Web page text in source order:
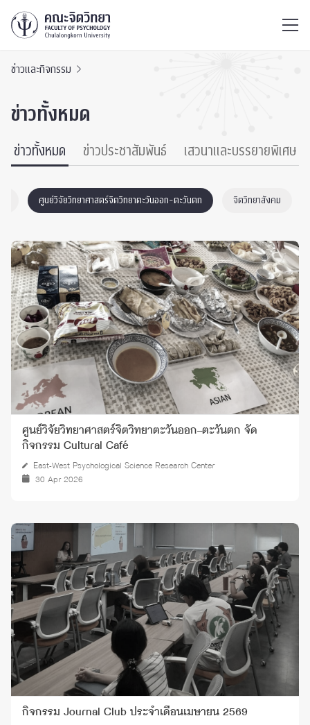
ข่าวและกิจกรรม
ข่าวทั้งหมด
ข่าวทั้งหมด ข่าวประชาสัมพันธ์ เสวนาและบรรยายพิเศษ
ศูนย์วิจัยวิทยาศาสตร์จิตวิทยาตะวันออก-ตะวันตก จิตวิทยาสังคม
ศูนย์วิจัยวิทยาศาสตร์จิตวิทยาตะวันออก–ตะวันตก จัด
กิจกรรม Cultural Café
East-West Psychological Science Research Center
30 Apr 2026
กิจกรรม Journal Club ประจำเดือนเมษายน 2569